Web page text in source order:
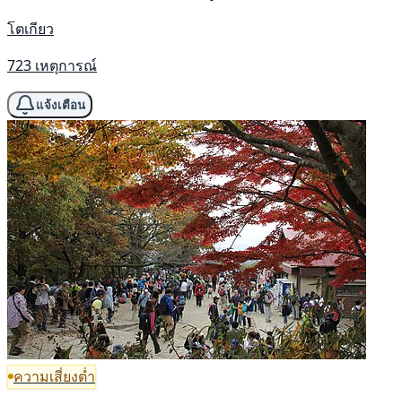
โตเกียว
723 เหตุการณ์
แจ้งเตือน
ความเสี่ยงต่ำ